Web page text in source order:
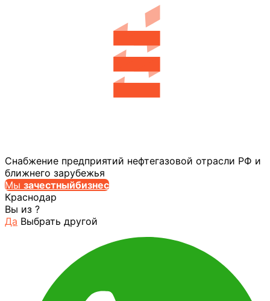
Снабжение предприятий нефтегазовой отрасли РФ и
ближнего зарубежья
Мы зачестныйбизнес
Краснодар
Вы из ?
Да Выбрать другой